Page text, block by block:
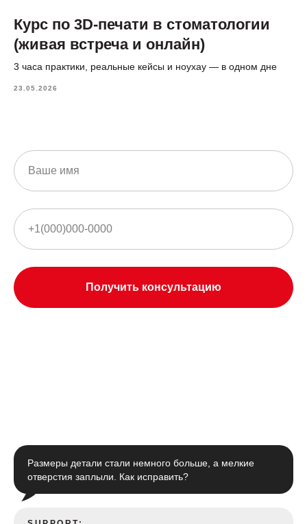
Курс по 3D-печати в стоматологии
(живая встреча и онлайн)
3 часа практики, реальные кейсы и ноухау — в одном дне
23.05.2026
Получить консультацию
Размеры детали стали немного больше, а мелкие
отверстия заплыли. Как исправить?